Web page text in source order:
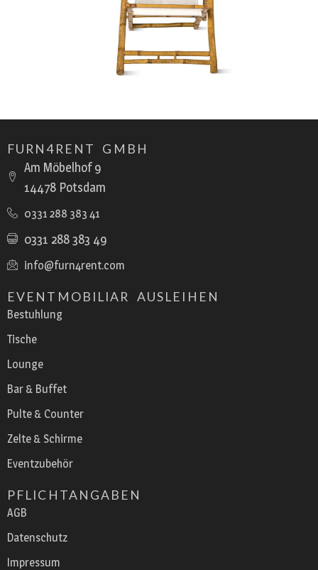
FURN4RENT GMBH
Am Möbelhof 9
14478 Potsdam
0331 288 383 41
0331 288 383 49
info@furn4rent.com
EVENTMOBILIAR AUSLEIHEN
Bestuhlung
Tische
Lounge
Bar & Buffet
Pulte & Counter
Zelte & Schirme
Eventzubehör
PFLICHTANGABEN
AGB
Datenschutz
Impressum